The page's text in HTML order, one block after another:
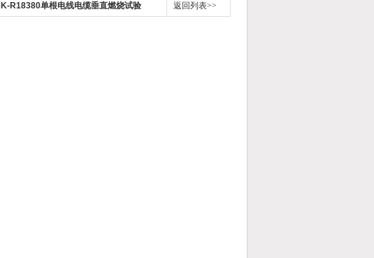
R18380单根电线电缆垂直燃烧试验 返回列表>>